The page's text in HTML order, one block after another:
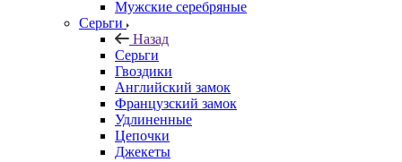
Мужские серебряные
Серьги
Назад
Серьги
Гвоздики
Английский замок
Французский замок
Удлиненные
Цепочки
Джекеты